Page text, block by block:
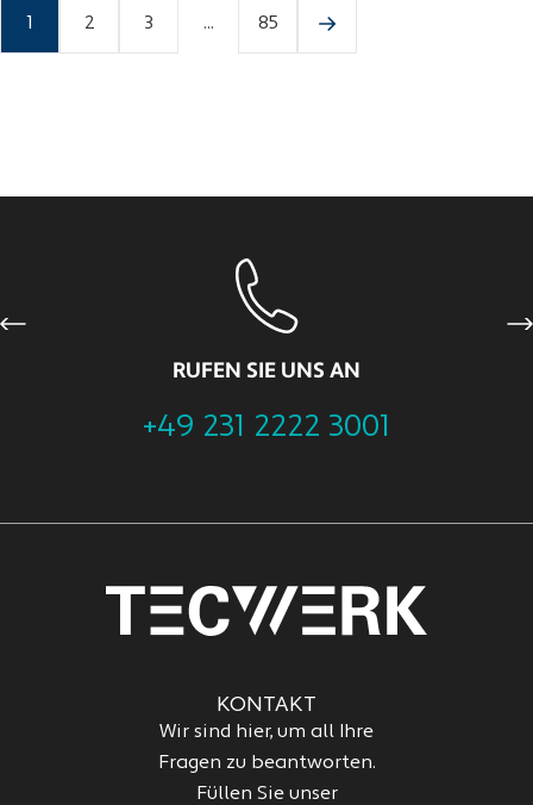
2 3 ... 85
RUFEN SIE UNS AN
+49 231 2222 3001
Previous
KONTAKT
Wir sind hier, um all Ihre
Fragen zu beantworten.
Füllen Sie unser